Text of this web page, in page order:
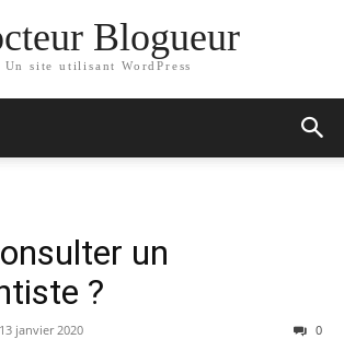
Blogueur
Un site utilisant WordPress
un
?
13 janvier 2020 0